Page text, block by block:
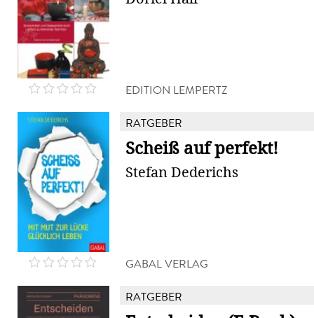
EDITION LEMPERTZ
RATGEBER
Scheiß auf perfekt!
Stefan Dederichs
GABAL VERLAG
RATGEBER